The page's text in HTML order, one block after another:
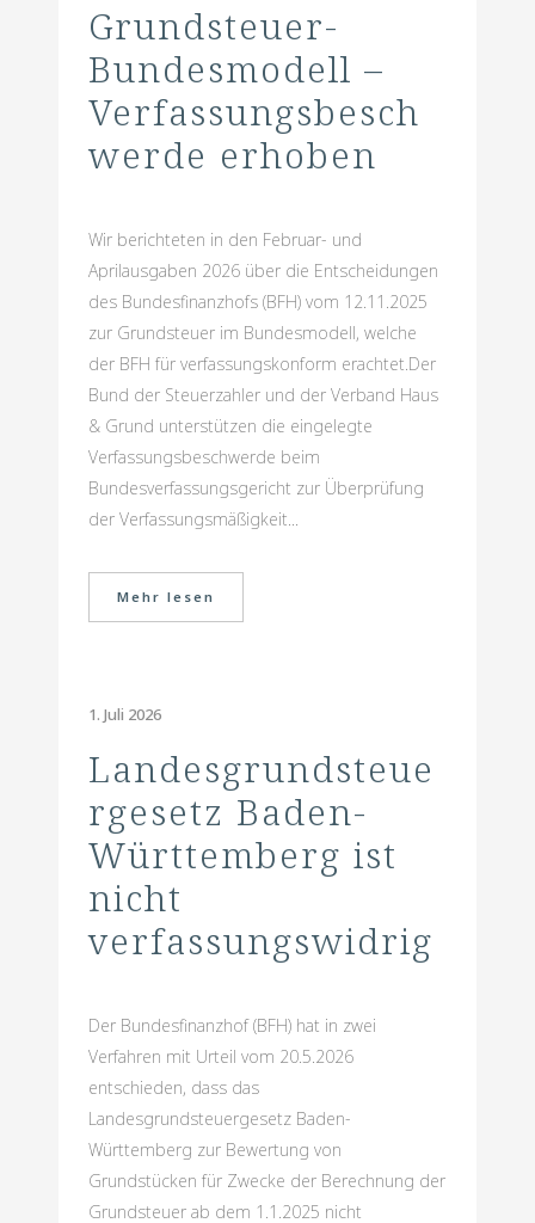
Grundsteuer-
Bundesmodell –
Verfassungsbesch
werde erhoben
Wir berichteten in den Februar- und
Aprilausgaben 2026 über die Entscheidungen
des Bundesfinanzhofs (BFH) vom 12.11.2025
zur Grundsteuer im Bundesmodell, welche
der BFH für verfassungskonform erachtet.Der
Bund der Steuerzahler und der Verband Haus
& Grund unterstützen die eingelegte
Verfassungsbeschwerde beim
Bundesverfassungsgericht zur Überprüfung
der Verfassungsmäßigkeit...
Mehr lesen
1. Juli 2026
Landesgrundsteue
rgesetz Baden-
Württemberg ist
nicht
verfassungswidrig
Der Bundesfinanzhof (BFH) hat in zwei
Verfahren mit Urteil vom 20.5.2026
entschieden, dass das
Landesgrundsteuergesetz Baden-
Württemberg zur Bewertung von
Grundstücken für Zwecke der Berechnung der
Grundsteuer ab dem 1.1.2025 nicht